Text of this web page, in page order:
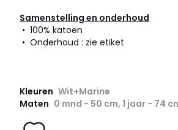
Samenstelling en onderhoud
• 100% katoen
• Onderhoud : zie etiket
Kleuren Wit+Marine
Maten 0 mnd - 50 cm, 1 jaar - 74